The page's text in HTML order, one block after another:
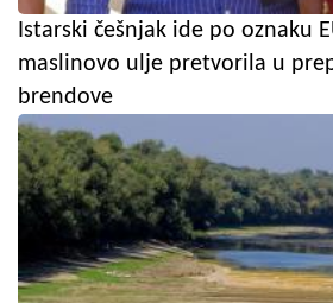
Istarski češnjak ide po oznaku
maslinovo ulje pretvorila u
brendove